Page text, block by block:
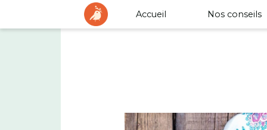
Accueil Nos conseils